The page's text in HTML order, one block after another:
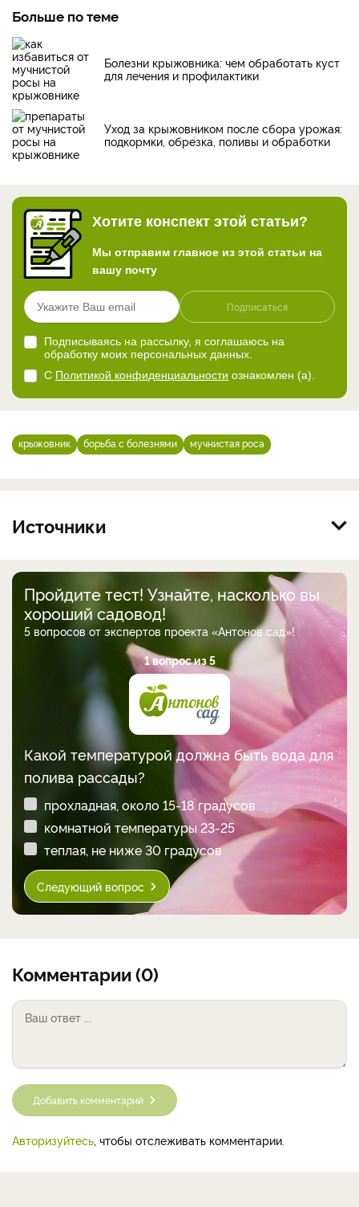
Больше по теме
Болезни крыжовника: чем обработать куст
для лечения и профилактики
Уход за крыжовником после сбора урожая:
подкормки, обрезка, поливы и обработки
Хотите конспект этой статьи?
Мы отправим главное из этой статьи на
вашу почту
Подписаться
Подписываясь на рассылку, я соглашаюсь на
обработку моих персональных данных.
С Политикой конфиденциальности ознакомлен (а).
крыжовник борьба с болезнями мучнистая роса
Источники
Пройдите тест! Узнайте, насколько вы
хороший садовод!
5 вопросов от экспертов проекта «Антонов сад»!
1 вопрос из 5
Какой температурой должна быть вода для
полива рассады?
прохладная, около 15-18 градусов
комнатной температуры 23-25
теплая, не ниже 30 градусов
Следующий вопрос
Комментарии (0)
Добавить комментарий
Авторизуйтесь, чтобы отслеживать комментарии.